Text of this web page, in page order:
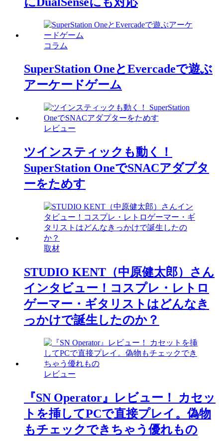
コラム
SuperStation OneとEvercadeで遊ぶ
アーケードゲーム
レビュー
ツインスティックも動く！
SuperStation OneでSNACアダプタ
ーをためす
取材
STUDIO KENT（中原健太郎）さん
インタビュー！コスプレ・レトロ
ゲーマー・ギタリストはどんなき
っかけで誕生したのか？
レビュー
『SN Operator』レビュー！ カセッ
トを挿してPCで直接プレイ。偽物
もチェックできちゃう優れもの